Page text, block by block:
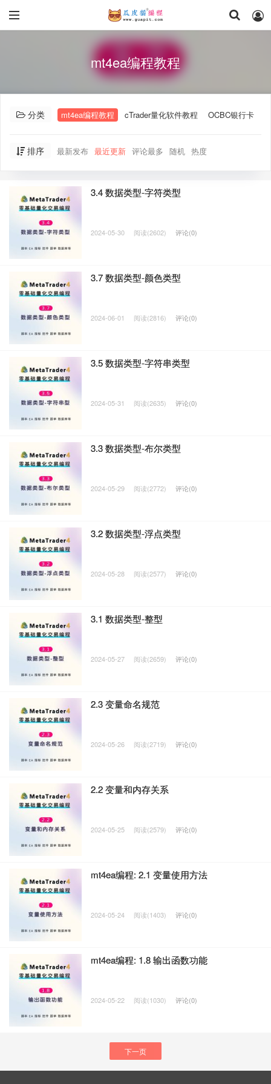
mt4ea编程教程
分类 mt4ea编程教程 cTrader量化软件教程 OCBC银行卡
排序 最新发布 最近更新 评论最多 随机 热度
3.4 数据类型-字符类型
2024-05-30 阅读(2602) 评论(0)
3.7 数据类型-颜色类型
2024-06-01 阅读(2816) 评论(0)
3.5 数据类型-字符串类型
2024-05-31 阅读(2635) 评论(0)
3.3 数据类型-布尔类型
2024-05-29 阅读(2772) 评论(0)
3.2 数据类型-浮点类型
2024-05-28 阅读(2577) 评论(0)
3.1 数据类型-整型
2024-05-27 阅读(2659) 评论(0)
2.3 变量命名规范
2024-05-26 阅读(2719) 评论(0)
2.2 变量和内存关系
2024-05-25 阅读(2579) 评论(0)
mt4ea编程: 2.1 变量使用方法
2024-05-24 阅读(1403) 评论(0)
mt4ea编程: 1.8 输出函数功能
2024-05-22 阅读(1030) 评论(0)
下一页